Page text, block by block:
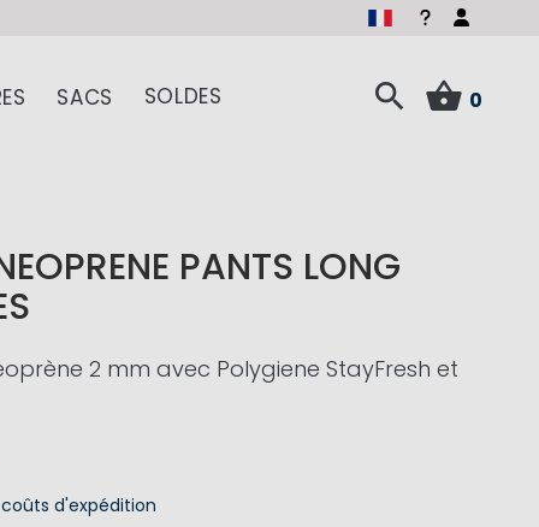
SACS SOLDES 0
PANTS LONG
2 mm avec Polygiene StayFresh et
coûts d'expédition